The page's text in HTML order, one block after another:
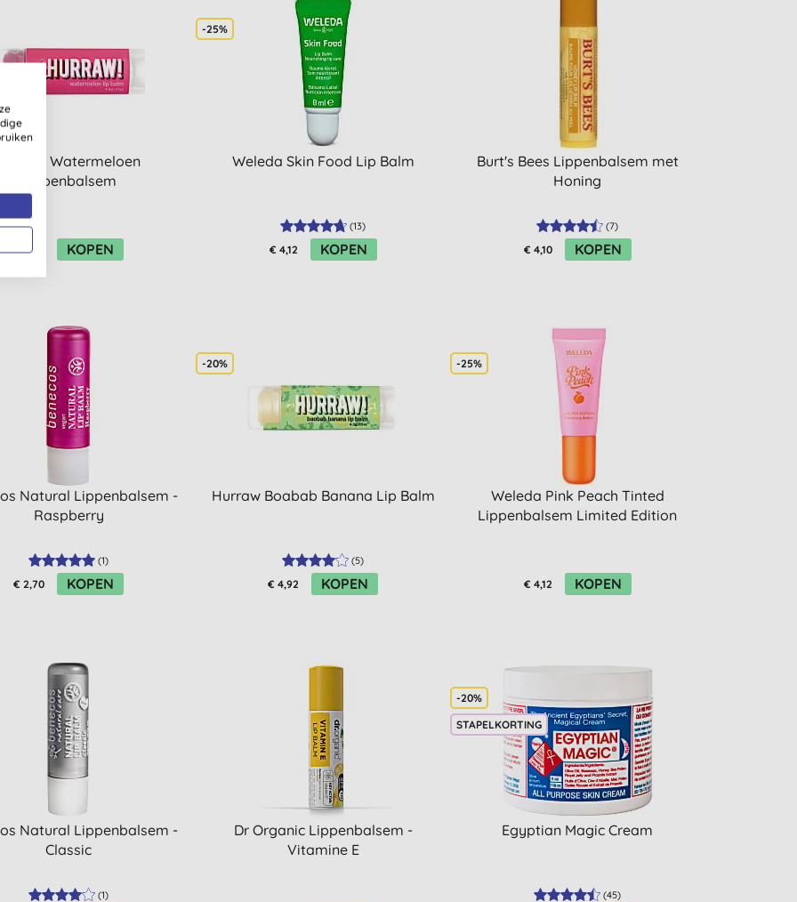
Watermeloen
Lippenbalsem
€ 4,92 KOPEN
-25%
Weleda Skin Food Lip Balm
(13)
€ 4,12 KOPEN
Burt's Bees Lippenbalsem met
Honing
(7)
€ 4,10 KOPEN
Natural Lippenbalsem -
Raspberry
(1)
€ 2,70 KOPEN
-20%
Hurraw Boabab Banana Lip Balm
(5)
€ 4,92 KOPEN
-25%
Weleda Pink Peach Tinted
Lippenbalsem Limited Edition
€ 4,12 KOPEN
Natural Lippenbalsem -
Classic
(1)
Dr Organic Lippenbalsem -
Vitamine E
-20%
STAPELKORTING
Egyptian Magic Cream
(45)